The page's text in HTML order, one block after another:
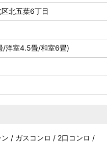
北五葉6丁目
/洋室4.5畳/和室6畳)
ン / ガスコンロ / 2口コンロ /